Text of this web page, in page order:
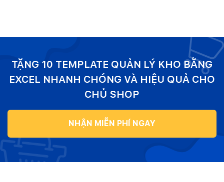
TẶNG 10 TEMPLATE QUẢN LÝ KHO BẰNG
EXCEL NHANH CHÓNG VÀ HIỆU QUẢ CHO
CHỦ SHOP
NHẬN MIỄN PHÍ NGAY